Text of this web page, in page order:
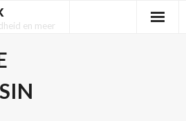
en meer